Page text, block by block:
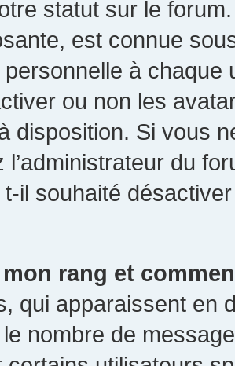
statut sur le
est connue
à chaque
ou non les
disposition. Si vous
l’administrateur du
il souhaité
rang et
qui apparaissent en
nombre de